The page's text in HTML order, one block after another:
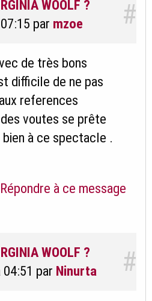
#
WOOLF ?
par mzoe
de très bons
difficile de ne pas
references
voutes se prête
à ce spectacle .
Répondre à ce message
#
WOOLF ?
par Ninurta